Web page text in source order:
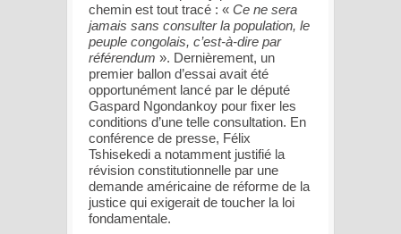
chemin est tout tracé : « Ce ne sera
jamais sans consulter la population, le
peuple congolais, c’est-à-dire par
référendum ». Dernièrement, un
premier ballon d’essai avait été
opportunément lancé par le député
Gaspard Ngondankoy pour fixer les
conditions d’une telle consultation. En
conférence de presse, Félix
Tshisekedi a notamment justifié la
révision constitutionnelle par une
demande américaine de réforme de la
justice qui exigerait de toucher la loi
fondamentale.